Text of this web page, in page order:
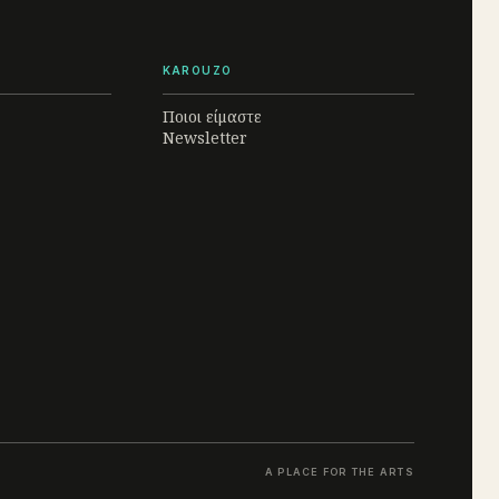
KAROUZO
Ποιοι είμαστε
Newsletter
A PLACE FOR THE ARTS